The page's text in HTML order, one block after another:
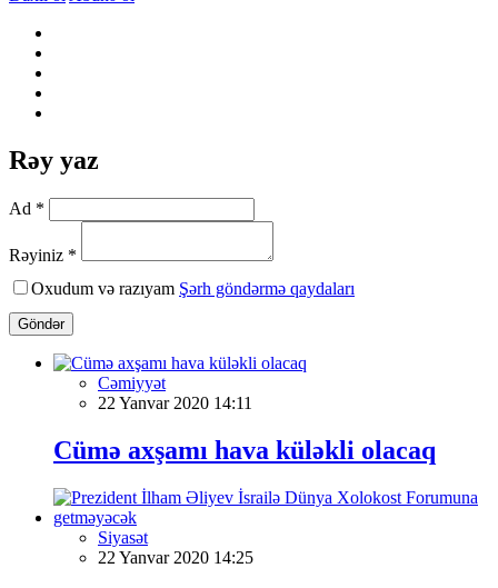
Rəy yaz
Ad *
Rəyiniz *
Oxudum və razıyam Şərh göndərmə qaydaları
Göndər
Cəmiyyət
22 Yanvar 2020 14:11
Cümə axşamı hava küləkli olacaq
Siyasət
22 Yanvar 2020 14:25